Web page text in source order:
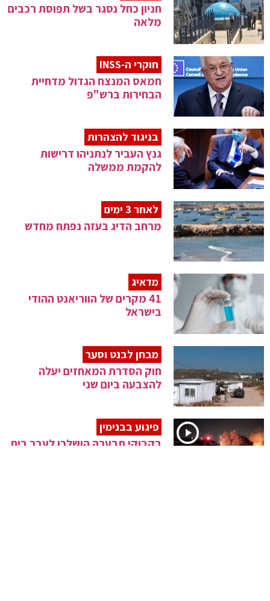
חניון כחל נסגר בשל תפוסת רכבים
מלאה
חוקרי ה-INSS
חמאס המנצח הגדול מדחיית
הבחירות ברש"פ
בניגוד להצהרות
גנץ העביר לנתניהו דרישות
להקמת ממשלה
לאחר 3 ימים
מרחב הדיג בעזה נפתח מחדש
מדאיג
41 מקרים של הווריאנט ההודי
בישראל
מבחן לבנט וסער
חוק הסדרת המאחזים יעלה
להצבעה ביום שני
פיגוע בבנימין
בקבוקי תבערה הושלכו לעבר בית